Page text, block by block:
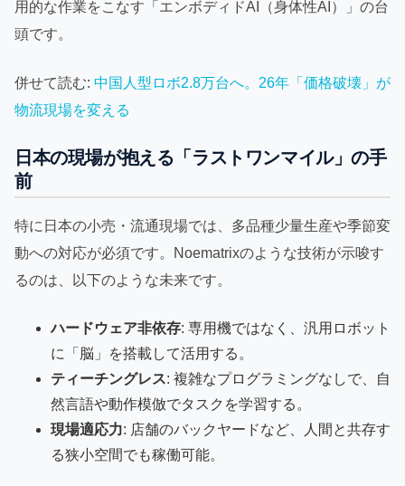
用的な作業をこなす「エンボディドAI（身体性AI）」の台
頭です。
併せて読む: 中国人型ロボ2.8万台へ。26年「価格破壊」が
物流現場を変える
日本の現場が抱える「ラストワンマイル」の手
前
特に日本の小売・流通現場では、多品種少量生産や季節変
動への対応が必須です。Noematrixのような技術が示唆す
るのは、以下のような未来です。
ハードウェア非依存: 専用機ではなく、汎用ロボット
に「脳」を搭載して活用する。
ティーチングレス: 複雑なプログラミングなしで、自
然言語や動作模倣でタスクを学習する。
現場適応力: 店舗のバックヤードなど、人間と共存す
る狭小空間でも稼働可能。